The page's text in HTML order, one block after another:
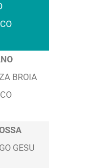
BROIA
GESU